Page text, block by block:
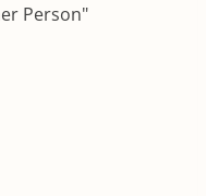
Person"